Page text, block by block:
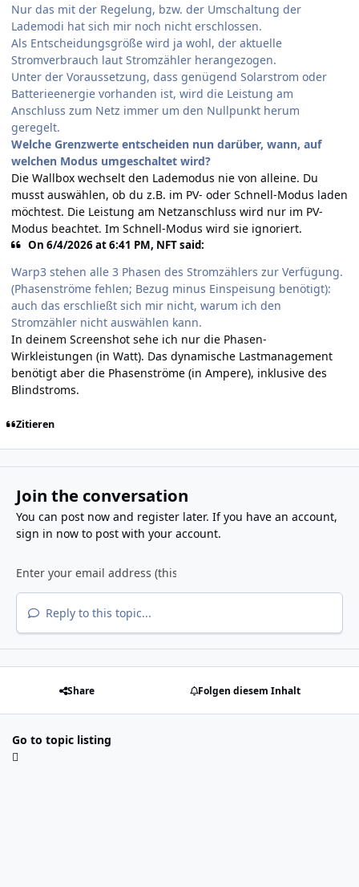
Nur das mit der Regelung, bzw. der Umschaltung der
Lademodi hat sich mir noch nicht erschlossen.
Als Entscheidungsgröße wird ja wohl, der aktuelle
Stromverbrauch laut Stromzähler herangezogen.
Unter der Voraussetzung, dass genügend Solarstrom oder
Batterieenergie vorhanden ist, wird die Leistung am
Anschluss zum Netz immer um den Nullpunkt herum
geregelt.
Welche Grenzwerte entscheiden nun darüber, wann, auf
welchen Modus umgeschaltet wird?
Die Wallbox wechselt den Lademodus nie von alleine. Du
musst auswählen, ob du z.B. im PV- oder Schnell-Modus laden
möchtest. Die Leistung am Netzanschluss wird nur im PV-
Modus beachtet. Im Schnell-Modus wird sie ignoriert.
On 6/4/2026 at 6:41 PM, NFT said:
Warp3 stehen alle 3 Phasen des Stromzählers zur Verfügung.
(Phasenströme fehlen; Bezug minus Einspeisung benötigt):
auch das erschließt sich mir nicht, warum ich den
Stromzähler nicht auswählen kann.
In deinem Screenshot sehe ich nur die Phasen-
Wirkleistungen (in Watt). Das dynamische Lastmanagement
benötigt aber die Phasenströme (in Ampere), inklusive des
Blindstroms.
Zitieren
Join the conversation
You can post now and register later. If you have an account,
sign in nowto post with your account.
Reply to this topic...
Share Folgen diesem Inhalt
Go to topic listing